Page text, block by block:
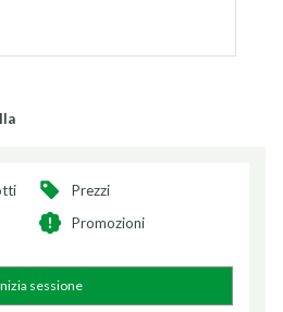
Prezzi
Promozioni
sessione